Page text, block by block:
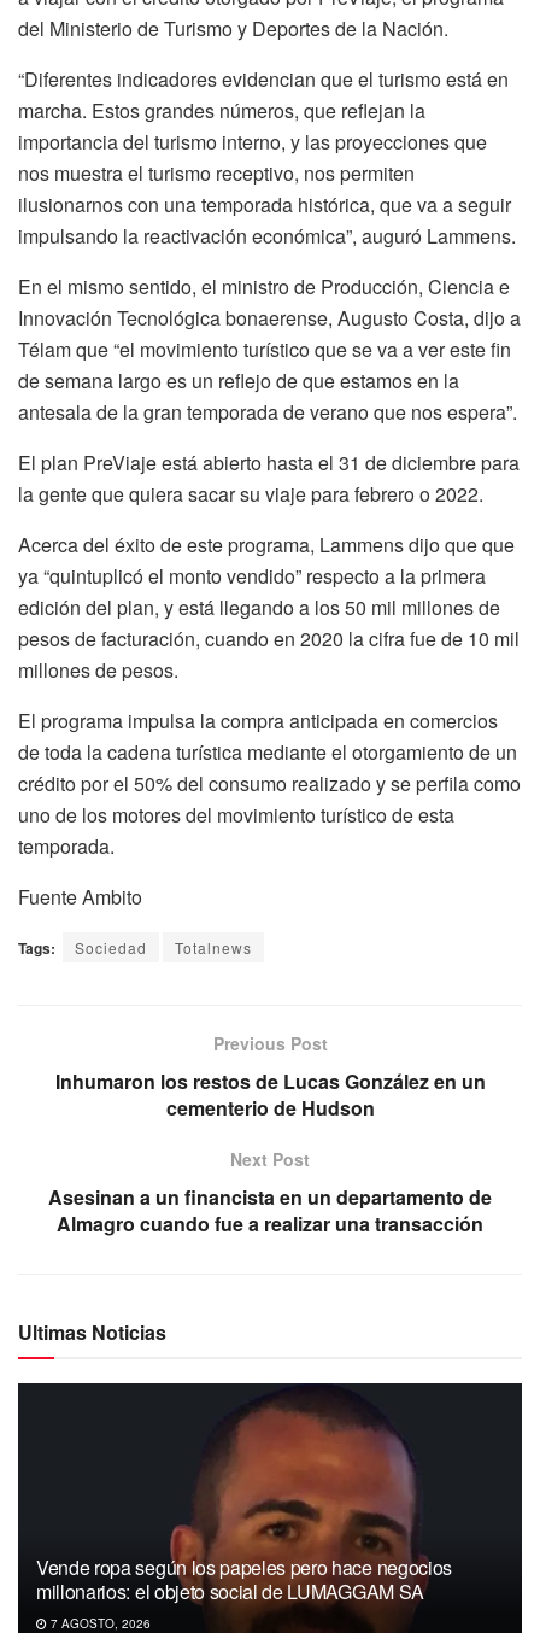
del Ministerio de Turismo y Deportes de la Nación.
“Diferentes indicadores evidencian que el turismo está en
marcha. Estos grandes números, que reflejan la
importancia del turismo interno, y las proyecciones que
nos muestra el turismo receptivo, nos permiten
ilusionarnos con una temporada histórica, que va a seguir
impulsando la reactivación económica”, auguró Lammens.
En el mismo sentido, el ministro de Producción, Ciencia e
Innovación Tecnológica bonaerense, Augusto Costa, dijo a
Télam que “el movimiento turístico que se va a ver este fin
de semana largo es un reflejo de que estamos en la
antesala de la gran temporada de verano que nos espera”.
El plan PreViaje está abierto hasta el 31 de diciembre para
la gente que quiera sacar su viaje para febrero o 2022.
Acerca del éxito de este programa, Lammens dijo que que
ya “quintuplicó el monto vendido” respecto a la primera
edición del plan, y está llegando a los 50 mil millones de
pesos de facturación, cuando en 2020 la cifra fue de 10 mil
millones de pesos.
El programa impulsa la compra anticipada en comercios
de toda la cadena turística mediante el otorgamiento de un
crédito por el 50% del consumo realizado y se perfila como
uno de los motores del movimiento turístico de esta
temporada.
Fuente Ambito
Tags: Sociedad Totalnews
Previous Post
Inhumaron los restos de Lucas González en un
cementerio de Hudson
Next Post
Asesinan a un financista en un departamento de
Almagro cuando fue a realizar una transacción
Ultimas Noticias
Vende ropa según los papeles pero hace negocios
millonarios: el objeto social de LUMAGGAM SA
7 AGOSTO, 2026